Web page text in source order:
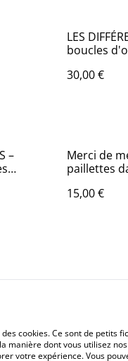
LES
boucles
30,00 €
–
Merci de
paillettes
15,00 €
de
Politique
cookies. Ce sont de petits
manière dont vous utilisez
votre expérience. Vous